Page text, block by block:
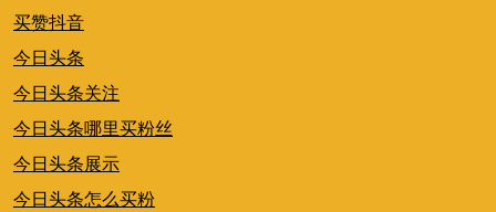
买赞抖音
今日头条
今日头条关注
今日头条哪里买粉丝
今日头条展示
今日头条怎么买粉